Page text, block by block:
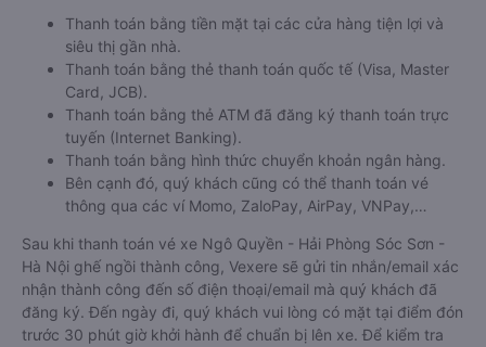
Thanh toán bằng tiền mặt tại các cửa hàng tiện lợi và
siêu thị gần nhà.
Thanh toán bằng thẻ thanh toán quốc tế (Visa, Master
Card, JCB).
Thanh toán bằng thẻ ATM đã đăng ký thanh toán trực
tuyến (Internet Banking).
Thanh toán bằng hình thức chuyển khoản ngân hàng.
Bên cạnh đó, quý khách cũng có thể thanh toán vé
thông qua các ví Momo, ZaloPay, AirPay, VNPay,…
Sau khi thanh toán vé xe Ngô Quyền - Hải Phòng Sóc Sơn -
Hà Nội ghế ngồi thành công, Vexere sẽ gửi tin nhắn/email xác
nhận thành công đến số điện thoại/email mà quý khách đã
đăng ký. Đến ngày đi, quý khách vui lòng có mặt tại điểm đón
trước 30 phút giờ khởi hành để chuẩn bị lên xe. Để kiểm tra